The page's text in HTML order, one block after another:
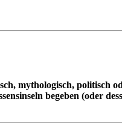
mythologisch, politisch
begeben (oder